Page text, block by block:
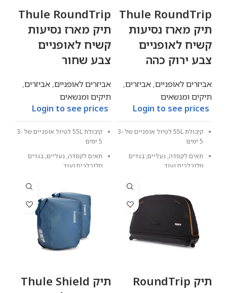
Thule RoundTrip
תיק מארז נסיעות
קשיח לאופניים
צבע ירוק כהה
אביזרים לאופניים, אביזרים,
תיקים ומנשאים
Login to see prices
קיבולת 55L לטיול אופניים של 3-
5 ימים
תאים לקסדה, נעליים, בגדים
מלוכלכים ועוד
Thule RoundTrip
תיק מארז נסיעות
קשיח לאופניים
צבע שחור
אביזרים לאופניים, אביזרים,
תיקים ומנשאים
Login to see prices
קיבולת 55L לטיול אופניים של 3-
5 ימים
תאים לקסדה, נעליים, בגדים
מלוכלכים ועוד
תיק RoundTrip
תיק Thule Shield